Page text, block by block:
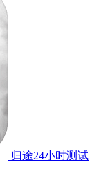
归途24小时测试